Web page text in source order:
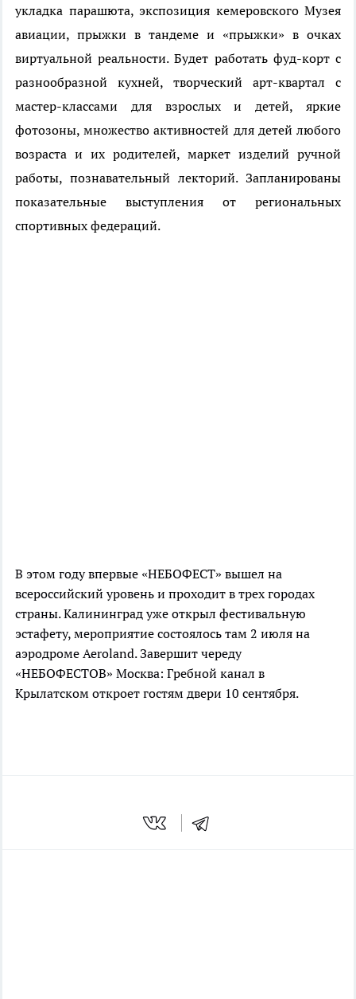
укладка парашюта, экспозиция кемеровского Музея
авиации, прыжки в тандеме и «прыжки» в очках
виртуальной реальности. Будет работать фуд-корт с
разнообразной кухней, творческий арт-квартал с
мастер-классами для взрослых и детей, яркие
фотозоны, множество активностей для детей любого
возраста и их родителей, маркет изделий ручной
работы, познавательный лекторий. Запланированы
показательные выступления от региональных
спортивных федераций.
В этом году впервые «НЕБОФЕСТ» вышел на
всероссийский уровень и проходит в трех городах
страны. Калининград уже открыл фестивальную
эстафету, мероприятие состоялось там 2 июля на
аэродроме Aeroland. Завершит череду
«НЕБОФЕСТОВ» Москва: Гребной канал в
Крылатском откроет гостям двери 10 сентября.